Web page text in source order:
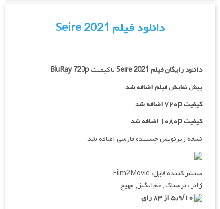
دانلود فیلم Seire 2021
دانلود رایگان فیلم Seire 2021با کیفیتBluRay 720p
پیش نمایش فیلم اضافه شد
کیفیت ۷۲۰p اضافه شد
کیفیت ۱۰۸۰p اضافه شد
نسخه زیرنویس چسبیده فارسی اضافه شد
منتشر کننده فایل: Film2Movie
ژانر : ترسناک , غم‌انگیز , مهیج